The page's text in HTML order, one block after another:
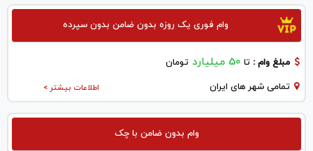
وام فوری یک روزه بدون ضامن بدون سپرده
مبلغ وام : تا 50 میلیارد تومان
اطلاعات بیشتر > تمامی شهر های ایران
وام بدون ضامن با چک